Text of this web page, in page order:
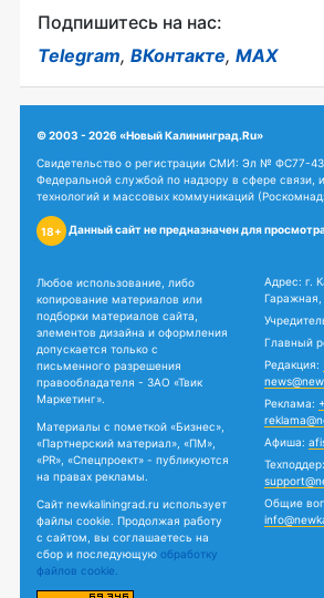
Подпишитесь на нас:
Telegram, ВКонтакте, MAX
© 2003 - 2026 «Новый Калининград.Ru»
Свидетельство о регистрации СМИ: Эл № ФС77-
Федеральной службой по надзору в сфере связи,
технологий и массовых коммуникаций
18+ Данный сайт не предназначен для
Любое использование, либо
копирование материалов или
подборки материалов сайта,
элементов дизайна и оформления
допускается только с
письменного разрешения
правообладателя - ЗАО «Твик
Маркетинг».
Материалы с пометкой «Бизнес»,
«Партнерский материал», «ПМ»,
«PR», «Спецпроект» - публикуются
на правах рекламы.
Сайт newkaliningrad.ru использует
файлы cookie. Продолжая работу
с сайтом, вы соглашаетесь на
сбор и последующую обработку
файлов cookie.
Адрес: г.
Гаражная,
Главный
Редакция:
Реклама:
Афиша:
Общие